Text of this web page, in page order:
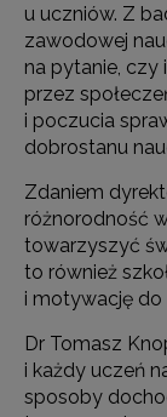
u uczniów. Z
zawodowej
na pytanie, czy
przez
i poczucia
dobrostanu
Zdaniem
różnorodność
towarzyszyć
to również
i motywację do
Dr Tomasz
i każdy uczeń
sposoby